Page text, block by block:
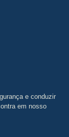
e conduzir
em nosso